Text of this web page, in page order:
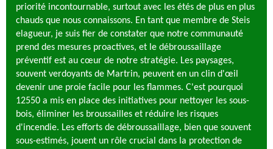
priorité incontournable, surtout avec les étés de plus en plus
chauds que nous connaissons. En tant que membre de Steis
elagueur, je suis fier de constater que notre communauté
prend des mesures proactives, et le débroussaillage
préventif est au cœur de notre stratégie. Les paysages,
souvent verdoyants de Martrin, peuvent en un clin d'œil
devenir une proie facile pour les flammes. C'est pourquoi
12550 a mis en place des initiatives pour nettoyer les sous-
bois, éliminer les broussailles et réduire les risques
d'incendie. Les efforts de débroussaillage, bien que souvent
sous-estimés, jouent un rôle crucial dans la protection de